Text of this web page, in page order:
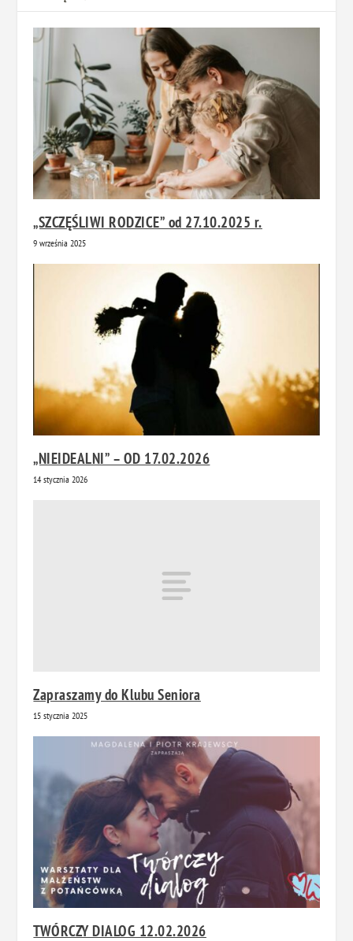
„SZCZĘŚLIWI RODZICE” od 27.10.2025 r.
9 września 2025
„NIEIDEALNI” – OD 17.02.2026
14 stycznia 2026
Zapraszamy do Klubu Seniora
15 stycznia 2025
TWÓRCZY DIALOG 12.02.2026